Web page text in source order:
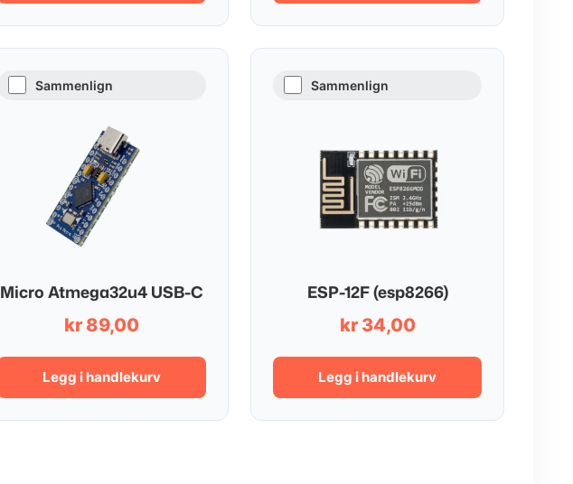
Sammenlign
Micro Atmega32u4 USB-C
kr 89,00
Legg i handlekurv
Sammenlign
ESP-12F (esp8266)
kr34,00
Legg i handlekurv